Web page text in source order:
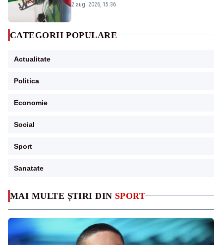
MAI MULTE ȘTIRI DIN SPORT
2 aug. 2026, 15:36
CATEGORII POPULARE
Actualitate
Politica
Economie
Social
Sport
Sanatate